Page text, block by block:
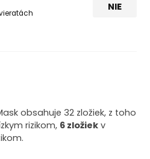
NIE
obsahuje 32 zložiek, z toho
rizikom, 6 zložiek v